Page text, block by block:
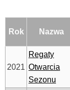
Rok Nazwa
2021
Regaty
Otwarcia
Sezonu